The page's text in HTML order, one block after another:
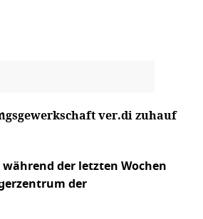
ver.di zuhauf
der letzten Wochen
der